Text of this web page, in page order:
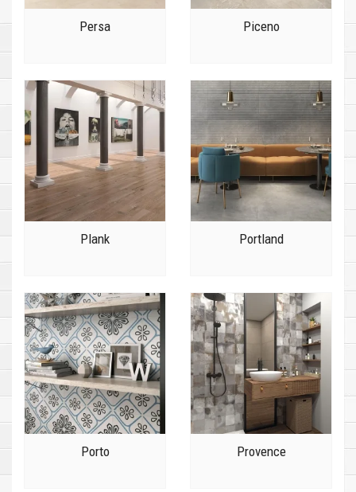
Persa Piceno
Plank Portland
Porto Provence